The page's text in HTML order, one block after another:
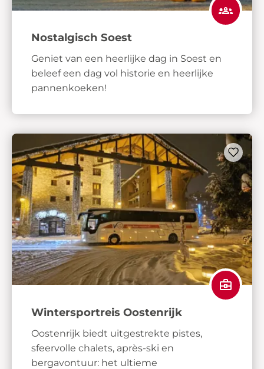
Nostalgisch Soest
Geniet van een heerlijke dag in Soest en
beleef een dag vol historie en heerlijke
pannenkoeken!
Wintersportreis Oostenrijk
Oostenrijk biedt uitgestrekte pistes,
sfeervolle chalets, après-ski en
bergavontuur: het ultieme